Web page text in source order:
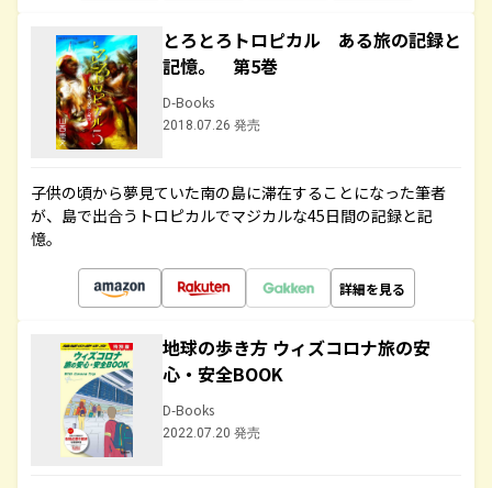
とろとろトロピカル ある旅の記録と
記憶。 第5巻
D-Books
2018.07.26 発売
子供の頃から夢見ていた南の島に滞在することになった筆者
が、島で出合うトロピカルでマジカルな45日間の記録と記
憶。
詳細を見る
地球の歩き方 ウィズコロナ旅の安
心・安全BOOK
D-Books
2022.07.20 発売